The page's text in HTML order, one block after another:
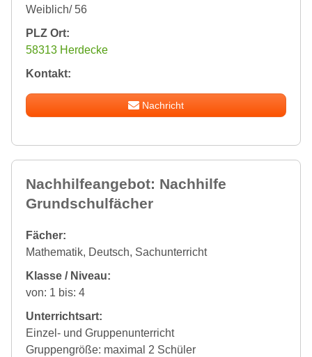
Weiblich/ 56
PLZ Ort:
58313 Herdecke
Kontakt:
Nachricht
Nachhilfeangebot: Nachhilfe
Grundschulfächer
Fächer:
Mathematik, Deutsch, Sachunterricht
Klasse / Niveau:
von: 1 bis: 4
Unterrichtsart:
Einzel- und Gruppenunterricht
Gruppengröße: maximal 2 Schüler